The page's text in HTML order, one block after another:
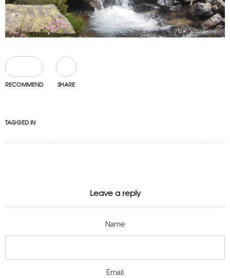
RECOMMEND SHARE
TAGGED IN
Leave a reply
Name
Email